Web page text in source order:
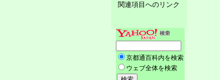
関連項目へのリンク